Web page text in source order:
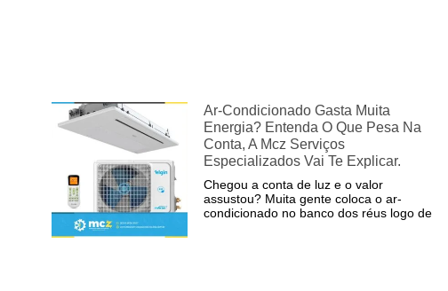
Ar-Condicionado Gasta Muita
Energia? Entenda O Que Pesa Na
Conta, A Mcz Serviços
Especializados Vai Te Explicar.
Chegou a conta de luz e o valor
assustou? Muita gente coloca o ar-
condicionado no banco dos réus logo de